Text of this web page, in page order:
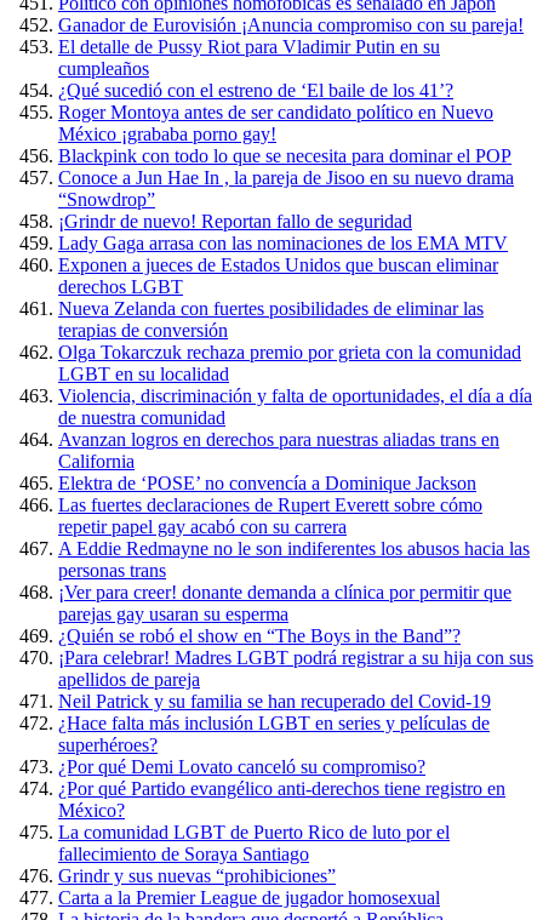
Ganador de Eurovisión ¡Anuncia compromiso con su pareja!
El detalle de Pussy Riot para Vladimir Putin en su
cumpleaños
¿Qué sucedió con el estreno de ‘El baile de los 41’?
Roger Montoya antes de ser candidato político en Nuevo
México ¡grababa porno gay!
Blackpink con todo lo que se necesita para dominar el POP
Conoce a Jun Hae In , la pareja de Jisoo en su nuevo drama
“Snowdrop”
¡Grindr de nuevo! Reportan fallo de seguridad
Lady Gaga arrasa con las nominaciones de los EMA MTV
Exponen a jueces de Estados Unidos que buscan eliminar
derechos LGBT
Nueva Zelanda con fuertes posibilidades de eliminar las
terapias de conversión
Olga Tokarczuk rechaza premio por grieta con la comunidad
LGBT en su localidad
Violencia, discriminación y falta de oportunidades, el día a día
de nuestra comunidad
Avanzan logros en derechos para nuestras aliadas trans en
California
Elektra de ‘POSE’ no convencía a Dominique Jackson
Las fuertes declaraciones de Rupert Everett sobre cómo
repetir papel gay acabó con su carrera
A Eddie Redmayne no le son indiferentes los abusos hacia las
personas trans
¡Ver para creer! donante demanda a clínica por permitir que
parejas gay usaran su esperma
¿Quién se robó el show en “The Boys in the Band”?
¡Para celebrar! Madres LGBT podrá registrar a su hija con sus
apellidos de pareja
Neil Patrick y su familia se han recuperado del Covid-19
¿Hace falta más inclusión LGBT en series y películas de
superhéroes?
¿Por qué Demi Lovato canceló su compromiso?
¿Por qué Partido evangélico anti-derechos tiene registro en
México?
La comunidad LGBT de Puerto Rico de luto por el
fallecimiento de Soraya Santiago
Grindr y sus nuevas “prohibiciones”
Carta a la Premier League de jugador homosexual